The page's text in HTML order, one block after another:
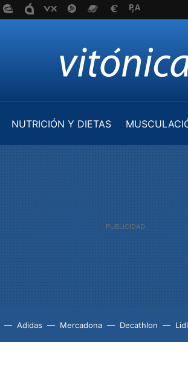
NUTRICIÓN Y DIETAS
Adidas Mercadona Decathlon Lidl